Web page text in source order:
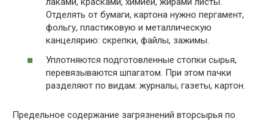
Отделять от бумаги, картона нужно пергамент,
фольгу, пластиковую и металлическую
канцелярию: скрепки, файлы, зажимы.
Уплотняются подготовленные стопки сырья,
перевязываются шпагатом. При этом пачки
разделяют по видам: журналы, газеты, картон.
Предельное содержание загрязнений вторсырья по